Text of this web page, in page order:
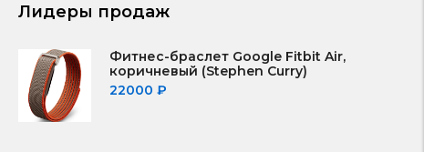
Лидеры продаж
Фитнес-браслет Google Fitbit Air,
коричневый (Stephen Curry)
22000 ₽